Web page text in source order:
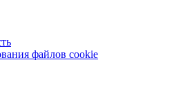
файлов cookie